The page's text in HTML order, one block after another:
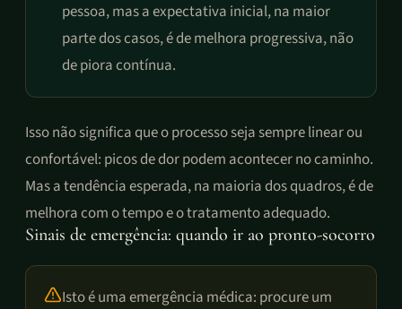
pessoa, mas a expectativa inicial, na maior
parte dos casos, é de melhora progressiva, não
de piora contínua.
Isso não significa que o processo seja sempre linear ou
confortável: picos de dor podem acontecer no caminho.
Mas a tendência esperada, na maioria dos quadros, é de
melhora com o tempo e o tratamento adequado.
Sinais de emergência: quando ir ao pronto-socorro
Isto é uma emergência médica: procure um